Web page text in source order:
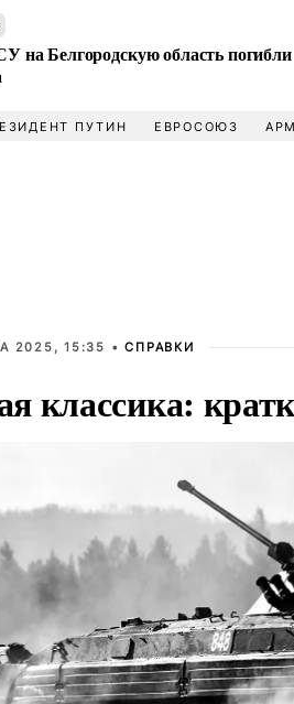
на Белгородскую область погибли
ПУТИН ЕВРОСОЮЗ
2025, 15:35 •СПРАВКИ
классика: